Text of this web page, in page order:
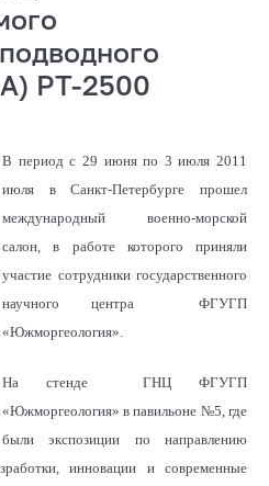
РТ-2500
В период с 29 июня по 3 июля 2011
июля в Санкт-Петербурге прошел
международный военно-морской
салон, в работе которого приняли
участие сотрудники государственного
научного центра ФГУГП
«Южморгеология».
На стенде ГНЦ ФГУГП
«Южморгеология» в павильоне №5, где
были экспозиции по направлению
инновации и современные